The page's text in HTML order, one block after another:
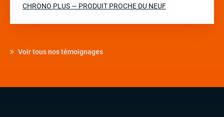
CHRONO PLUS — PRODUIT PROCHE DU NEUF
Voir tous nos témoignages